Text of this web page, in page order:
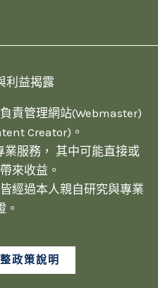
利益揭露
責管理網站(Webmaster)
Creator)。
服務， 其中可能直接或
來收益。
經過本人親自研究與專業
。
政策說明